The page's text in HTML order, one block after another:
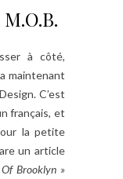
à côté,
maintenant
C’est
français, et
la petite
un article
Brooklyn »